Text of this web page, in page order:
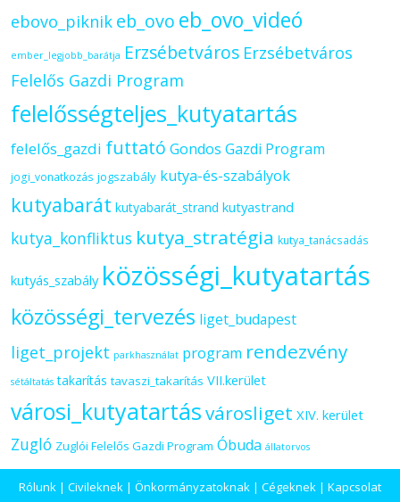
ebovo_piknik eb_ovo eb_ovo_videó
ember_legjobb_barátja Erzsébetváros Erzsébetváros
Felelős Gazdi Program
felelősségteljes_kutyatartás
felelős_gazdi futtató Gondos Gazdi Program
jogi_vonatkozás jogszabály kutya-és-szabályok
kutyabarát kutyabarát_strand kutyastrand
kutya_konfliktus kutya_stratégia kutya_tanácsadás
kutyás_szabály közösségi_kutyatartás
közösségi_tervezés liget_budapest
liget_projekt parkhasználat program rendezvény
sétáltatás takarítás tavaszi_takarítás VII.kerület
városi_kutyatartásvárosliget XIV. kerület
Zugló Zuglói Felelős Gazdi Program Óbuda állatorvos
Rólunk | Civileknek | Önkormányzatoknak | Cégeknek | Kapcsolat